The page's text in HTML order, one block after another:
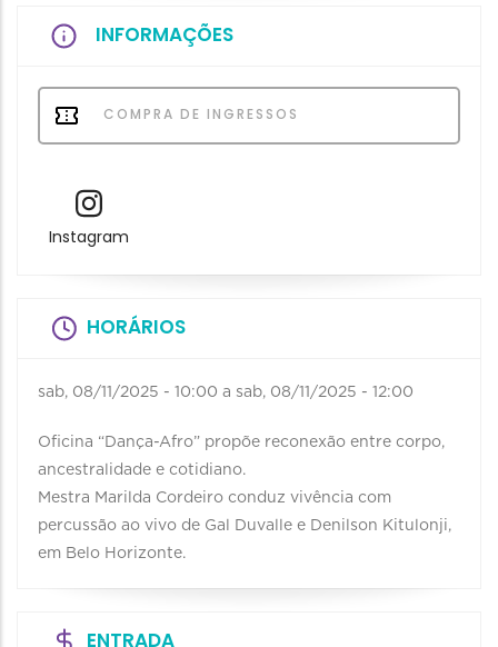
INFORMAÇÕES
COMPRA DE INGRESSOS
Instagram
HORÁRIOS
sab, 08/11/2025 - 10:00 a sab, 08/11/2025 - 12:00
Oficina “Dança-Afro” propõe reconexão entre corpo,
ancestralidade e cotidiano.
Mestra Marilda Cordeiro conduz vivência com
percussão ao vivo de Gal Duvalle e Denilson Kitulonji,
em Belo Horizonte.
ENTRADA